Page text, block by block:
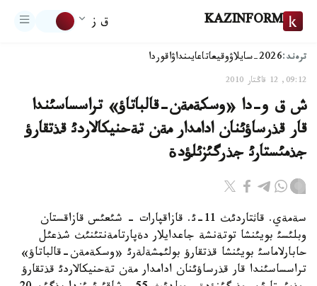
KAZINFORM ق ز
ترەند:2026-سايلاۋ وقيعاتاعايىنداۋاقوردا
09:12, 12 قاڭتار 2010
ش ق و-دا «وسكةمةن-قالباتاؤ» تراسساسئندا
قار قذرساؤئنان ادامدار مةن تةحنيكالاردئ قذتقارؤ
جذمئستارئ جذرگئزئلؤدة
سةمةي. قاثتاردئث 11-ئ. قازاقپارات - شئعئس قازاقستان
وبلئسئ بويئنشا توتةنشة جاعدايلار دةپارتامةنتئنئث شذعئل
حابارلاماسئ بويئنشا قذتقارؤ بولئمشةلةرئ «وسكةمةن-قالباتاؤ»
تراسساسئندا قار قذرساؤئنان ادامدار مةن تةحنيكالاردئ قذتقارؤ